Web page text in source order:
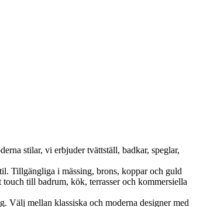
stilar, vi erbjuder tvättställ, badkar, speglar,
Tillgängliga i mässing, brons, koppar och guld
till badrum, kök, terrasser och kommersiella
Välj mellan klassiska och moderna designer med